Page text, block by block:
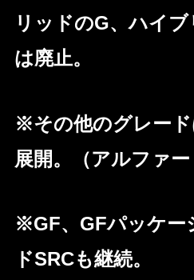
リッドのG、ハイ
は廃止。
※その他のグレー
展開。（アルファー
※GF、GFパッケー
ドSRCも継続。